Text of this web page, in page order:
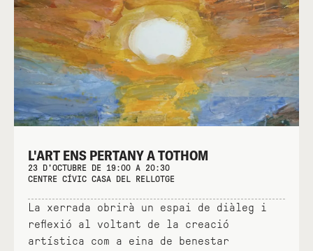
L'ART ENS PERTANY A TOTHOM
23 D'OCTUBRE DE 19:00 A 20:30
CENTRE CÍVIC CASA DEL RELLOTGE
La xerrada obrirà un espai de diàleg i
reflexió al voltant de la creació
artística com a eina de benestar